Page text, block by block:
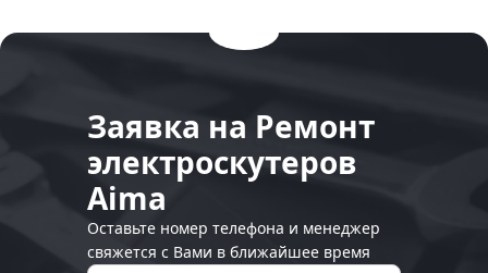
Заявка на Ремонт
электроскутеров
Aima
Оставьте номер телефона и менеджер
свяжется с Вами в ближайшее время